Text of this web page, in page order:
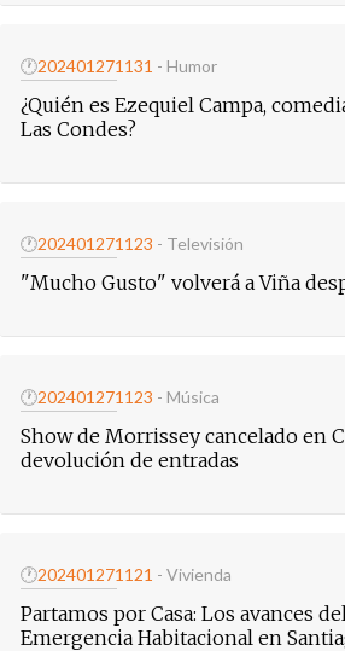
🕐202401271131 - Humor
¿Quién es Ezequiel Campa,
Las Condes?
🕐202401271123 - Televisión
"Mucho Gusto" volverá a Viña
🕐202401271123 - Música
Show de Morrissey cancelado en
devolución de entradas
🕐202401271121 - Vivienda
Partamos por Casa: Los avances
Emergencia Habitacional en